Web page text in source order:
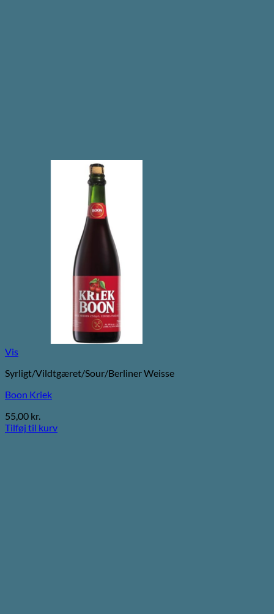
Vis
Syrligt/Vildtgæret/Sour/Berliner Weisse
Boon Kriek
55,00 kr.
Tilføj til kurv